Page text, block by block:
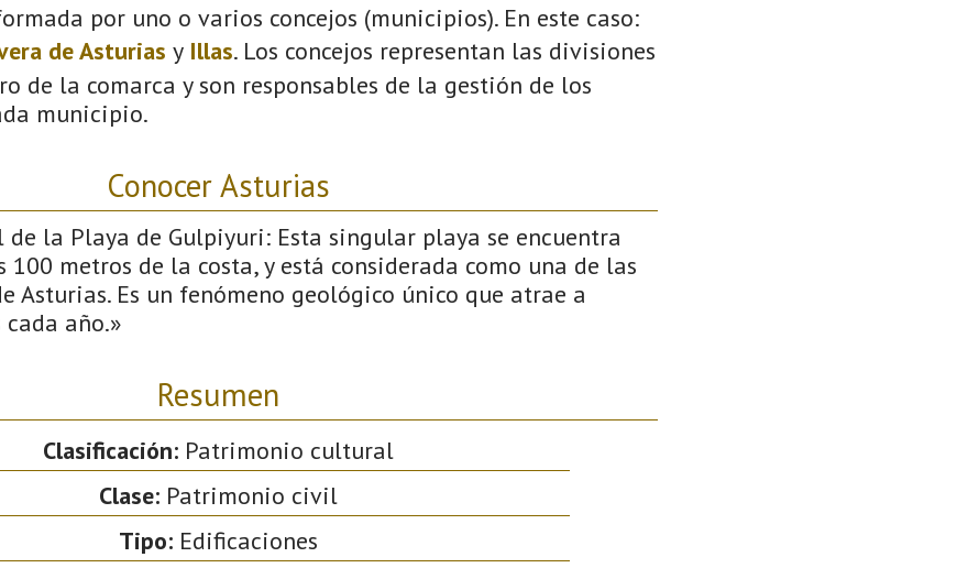
por uno o varios concejos (municipios). En este caso:
de Asturias y Illas. Los concejos representan las divisiones
de la comarca y son responsables de la gestión de los
municipio.
Conocer Asturias
la Playa de Gulpiyuri: Esta singular playa se encuentra
metros de la costa, y está considerada como una de las
Asturias. Es un fenómeno geológico único que atrae a
año.»
Resumen
Clasificación:Patrimonio cultural
Clase:Patrimonio civil
Tipo:Edificaciones